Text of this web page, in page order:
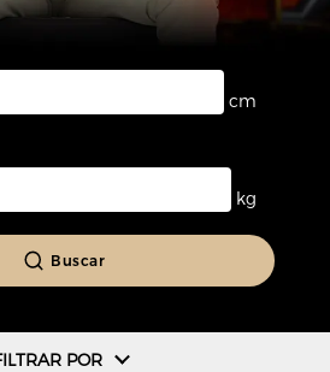
cm
kg
Buscar
POR